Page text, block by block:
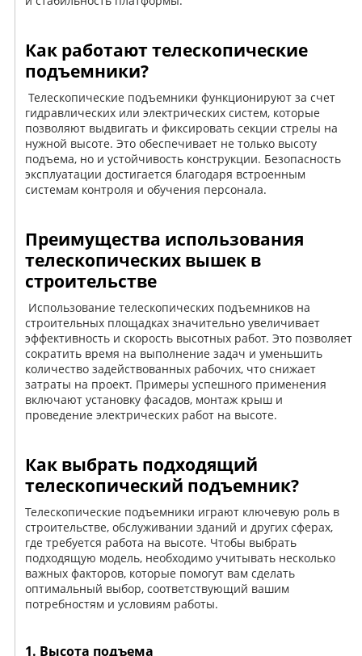
Как работают телескопические
подъемники?
Телескопические подъемники функционируют за счет
гидравлических или электрических систем, которые
позволяют выдвигать и фиксировать секции стрелы на
нужной высоте. Это обеспечивает не только высоту
подъема, но и устойчивость конструкции. Безопасность
эксплуатации достигается благодаря встроенным
системам контроля и обучения персонала.
Преимущества использования
телескопических вышек в
строительстве
Использование телескопических подъемников на
строительных площадках значительно увеличивает
эффективность и скорость высотных работ. Это позволяет
сократить время на выполнение задач и уменьшить
количество задействованных рабочих, что снижает
затраты на проект. Примеры успешного применения
включают установку фасадов, монтаж крыш и
проведение электрических работ на высоте.
Как выбрать подходящий
телескопический подъемник?
Телескопические подъемники играют ключевую роль в
строительстве, обслуживании зданий и других сферах,
где требуется работа на высоте. Чтобы выбрать
подходящую модель, необходимо учитывать несколько
важных факторов, которые помогут вам сделать
оптимальный выбор, соответствующий вашим
потребностям и условиям работы.
1. Высота подъема